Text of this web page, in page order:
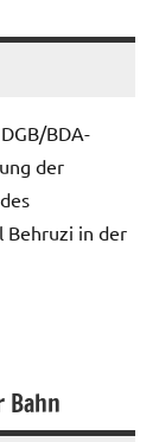
BDA-
der
Behruzi in der
Bahn